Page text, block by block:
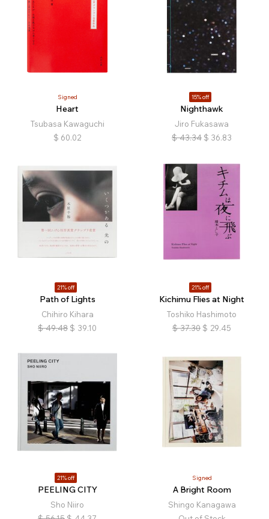
Signed
Heart
Tsubasa Kawaguchi
$ 60.02
15% off
Nighthawk
Jiro Fukasawa
$ 43.34 $ 36.83
21% off
Path of Lights
Chihiro Kihara
$ 49.48 $ 39.10
21% off
Kichimu Flies at Night
Toshiko Hashimoto
$ 37.30 $ 29.45
21% off
PEELING CITY
Sho Niiro
Signed
A Bright Room
Shingo Kanagawa